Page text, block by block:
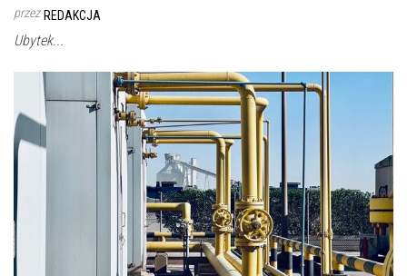
przez REDAKCJA
Ubytek...